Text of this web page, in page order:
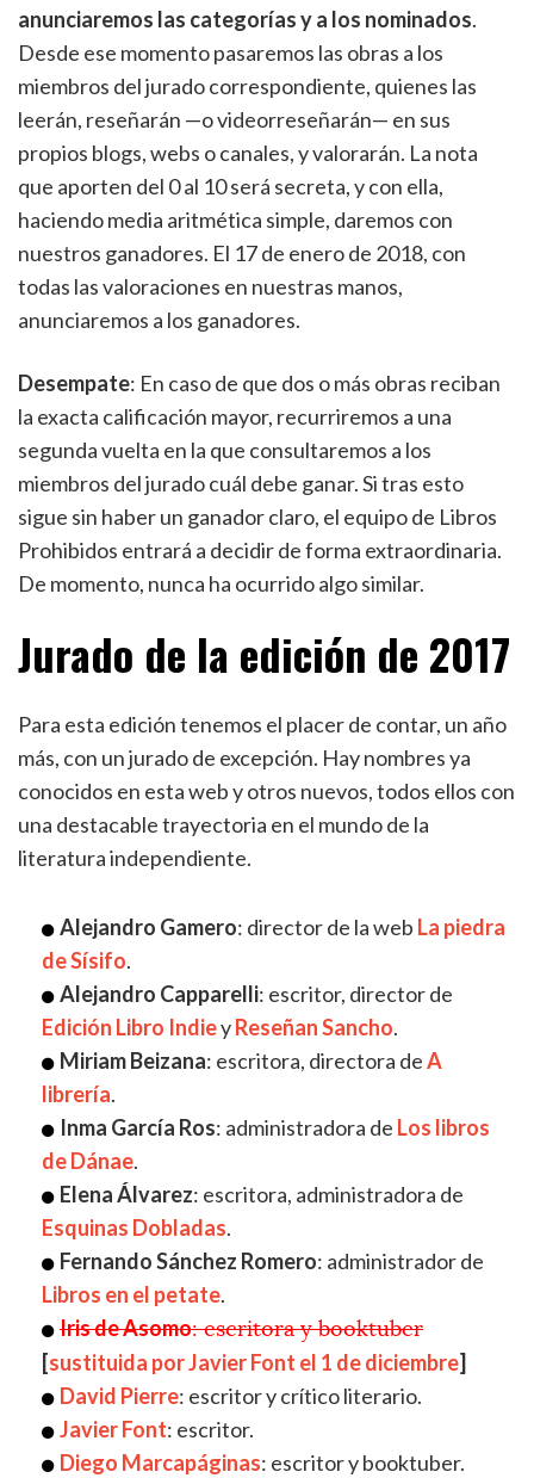
anunciaremos las categorías y a los nominados.
Desde ese momento pasaremos las obras a los
miembros del jurado correspondiente, quienes las
leerán, reseñarán —o videorreseñarán— en sus
propios blogs, webs o canales, y valorarán. La nota
que aporten del 0 al 10 será secreta, y con ella,
haciendo media aritmética simple, daremos con
nuestros ganadores. El 17 de enero de 2018, con
todas las valoraciones en nuestras manos,
anunciaremos a los ganadores.
Desempate: En caso de que dos o más obras reciban
la exacta calificación mayor, recurriremos a una
segunda vuelta en la que consultaremos a los
miembros del jurado cuál debe ganar. Si tras esto
sigue sin haber un ganador claro, el equipo de Libros
Prohibidos entrará a decidir de forma extraordinaria.
De momento, nunca ha ocurrido algo similar.
Jurado de la edición de 2017
Para esta edición tenemos el placer de contar, un año
más, con un jurado de excepción. Hay nombres ya
conocidos en esta web y otros nuevos, todos ellos con
una destacable trayectoria en el mundo de la
literatura independiente.
Alejandro Gamero: director de la web La piedra
de Sísifo.
Alejandro Capparelli: escritor, director de
Edición Libro IndieyReseñan Sancho.
Miriam Beizana: escritora, directora deA
librería.
Inma García Ros: administradora de Los libros
de Dánae.
Elena Álvarez: escritora, administradora de
Esquinas Dobladas.
Fernando Sánchez Romero: administrador de
Libros en el petate.
Iris de Asomo: escritora y booktuber
[sustituida por Javier Font el 1 de diciembre]
David Pierre: escritor y crítico literario.
Javier Font: escritor.
Diego Marcapáginas: escritor y booktuber.